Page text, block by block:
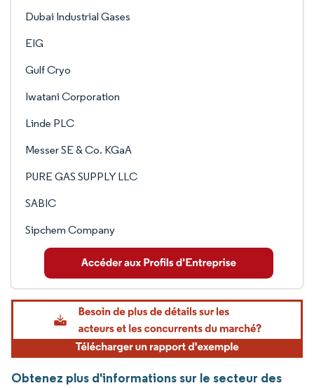
Dubai Industrial Gases
EIG
Gulf Cryo
Iwatani Corporation
Linde PLC
Messer SE & Co. KGaA
PURE GAS SUPPLY LLC
SABIC
Sipchem Company
Obtenez plus d'informations sur le secteur des